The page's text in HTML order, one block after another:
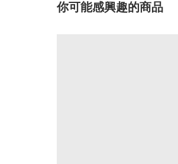
你可能感興趣的商品